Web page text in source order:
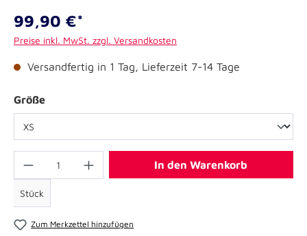
99,90 €*
Preise inkl. MwSt. zzgl. Versandkosten
Versandfertig in 1 Tag, Lieferzeit 7-14 Tage
Größe
Stück
In den Warenkorb
Zum Merkzettel hinzufügen